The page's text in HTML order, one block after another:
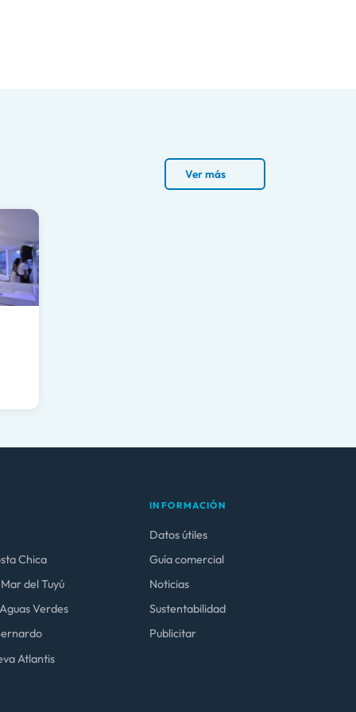
Ver más
Chica
del Tuyú
Verdes
Atlantis
INFORMACIÓN
Datos útiles
Guía comercial
Noticias
Sustentabilidad
Publicitar